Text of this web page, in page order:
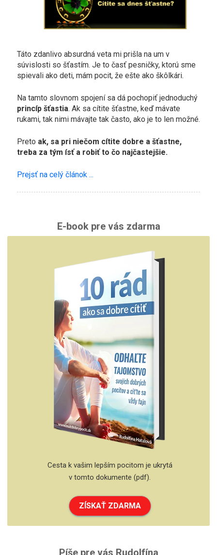
Táto zdanlivo absurdná veta mi prišla na um v
súvislosti so šťastím. Je to časť pesničky, ktorú sme
spievali ako deti, mám pocit, že ešte ako škôlkári.
Na tamto slovnom spojení sa dá pochopiť jednoduchý
princíp šťastia. Ak sa cítite šťastne, keď mávate
rukami, tak nimi mávajte tak často, ako je to len možné.
Preto ak, sa pri niečom cítite dobre a šťastne,
treba za tým ísť a robiť to čo najčastejšie.
Prejsť na celý článok ...
E-book pre vás zdarma
Cesta k vašim lepším pocitom je ukrytá
v tomto dokumente (pdf).
ZÍSKAŤ ZDARMA
Píše pre vás Rudolfína